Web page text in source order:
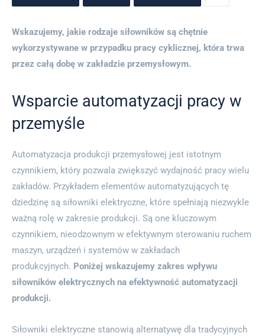
Wskazujemy, jakie rodzaje siłowników są chętnie
wykorzystywane w przypadku pracy cyklicznej, która trwa
przez całą dobę w zakładzie przemysłowym.
Wsparcie automatyzacji pracy w
przemyśle
Automatyzacja produkcji przemysłowej jest istotnym
czynnikiem, który pozwala zwiększyć wydajność pracy wielu
zakładów. Przykładem elementów automatyzujących tę
dziedzinę są siłowniki elektryczne, które spełniają niezwykle
ważną rolę w zakresie produkcji. Są one kluczowym
czynnikiem, nieodzownym w efektywnym sterowaniu ruchem
maszyn, urządzeń i systemów w zakładach
produkcyjnych. Poniżej wskazujemy zakres wpływu
siłowników elektrycznych na efektywność automatyzacji
produkcji.
Siłowniki elektryczne stanowią alternatywę dla tradycyjnych